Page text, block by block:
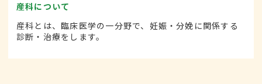
産科について
産科とは、臨床医学の一分野で、妊娠・分娩に関係する
診断・治療をします。